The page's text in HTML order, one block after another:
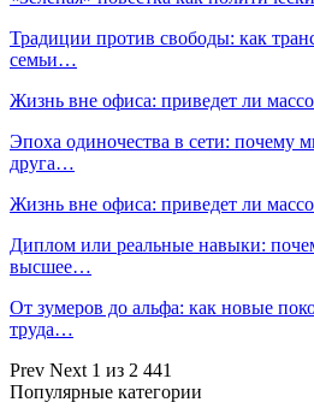
Традиции против свободы: как
семьи…
Жизнь вне офиса: приведет ли
Эпоха одиночества в сети: почему
друга…
Жизнь вне офиса: приведет ли
Диплом или реальные навыки:
высшее…
От зумеров до альфа: как новые
труда…
Prev Next 1 из 2 441
Популярные категории